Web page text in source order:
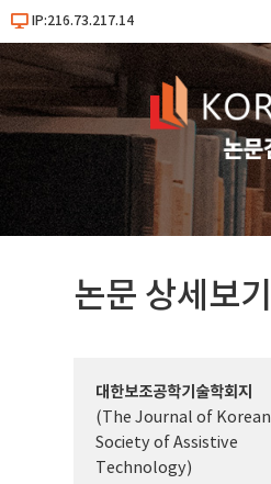
IP:216.73.217.14
논문 상세보기
대한보조공학기술학회지
(The Journal of Korean
Society of Assistive
Technology)